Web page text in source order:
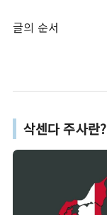
글의 순서
삭센다 주사란?